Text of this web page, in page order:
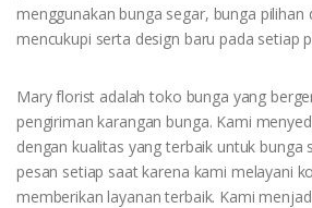
menggunakan bunga segar, bunga pilihan
mencukupi serta design baru pada setiap
Mary florist adalah toko bunga yang
pengiriman karangan bunga. Kami
dengan kualitas yang terbaik untuk bunga
pesan setiap saat karena kami melayani
memberikan layanan terbaik. Kami